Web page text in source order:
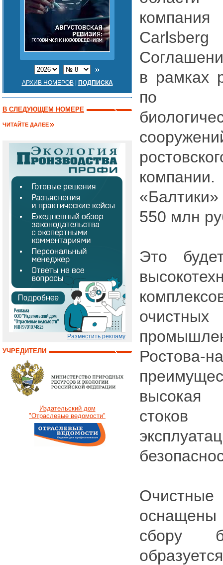
АРХИВ НОМЕРОВ| ПОДПИСКА
В СЛЕДУЮЩЕМ НОМЕРЕ
ЧИТАЙТЕ ДАЛЕЕ
Разместить рекламу
УЧРЕДИТЕЛИ
Издательский дом
"Отраслевые ведомости"
Carlsberg
в рамках
по
550 млн
Это
очистных
высокая
стоков
Очистные
сбору